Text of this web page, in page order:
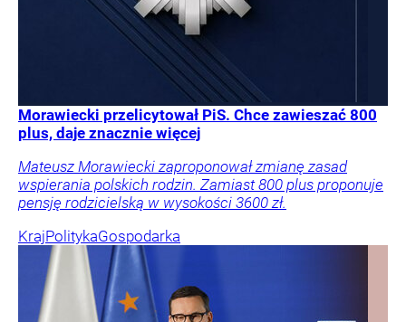
Morawiecki przelicytował PiS. Chce zawieszać 800
plus, daje znacznie więcej
Mateusz Morawiecki zaproponował zmianę zasad
wspierania polskich rodzin. Zamiast 800 plus proponuje
pensję rodzicielską w wysokości 3600 zł.
KrajPolitykaGospodarka